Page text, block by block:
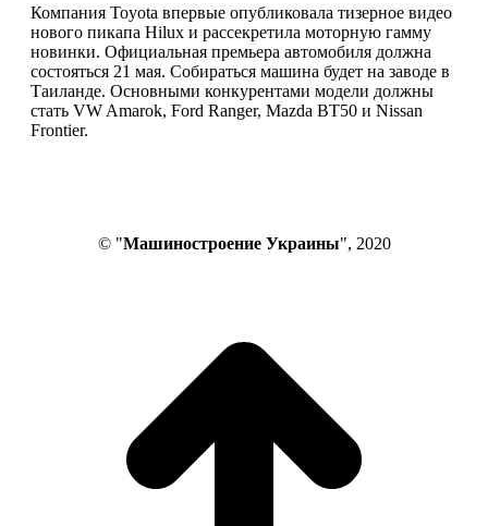
Компания Toyota впервые опубликовала тизерное видео
нового пикапа Hilux и рассекретила моторную гамму
новинки. Официальная премьера автомобиля должна
состояться 21 мая. Собираться машина будет на заводе в
Таиланде. Основными конкурентами модели должны
стать VW Amarok, Ford Ranger, Mazda BT50 и Nissan
Frontier.
© "Машиностроение Украины", 2020